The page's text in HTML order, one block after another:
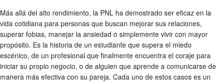
Más allá del alto rendimiento, la PNL ha demostrado ser eficaz en la
vida cotidiana para personas que buscan mejorar sus relaciones,
superar fobias, manejar la ansiedad o simplemente vivir con mayor
propósito. Es la historia de un estudiante que supera el miedo
escénico, de un profesional que finalmente encuentra el coraje para
iniciar su propio negocio, o de alguien que aprende a comunicarse de
manera más efectiva con su pareja. Cada uno de estos casos es un